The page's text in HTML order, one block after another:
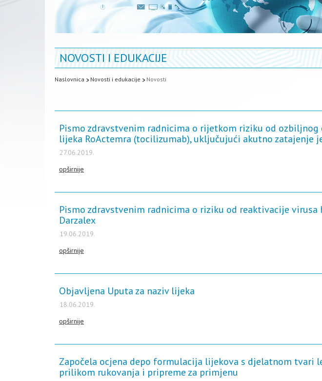
NOVOSTI I EDUKACIJE
Naslovnica Novosti i edukacije Novosti
Pismo zdravstvenim radnicima o rijetkom riziku od
lijeka RoActemra (tocilizumab), uključujući akutno zatajenje
27.06.2019.
opširnije
Pismo zdravstvenim radnicima o riziku od reaktivacije
Darzalex
19.06.2019.
opširnije
Objavljena Uputa za naziv lijeka
18.06.2019.
opširnije
Započela ocjena depo formulacija lijekova s djelatnom tvari
prilikom rukovanja i pripreme za primjenu